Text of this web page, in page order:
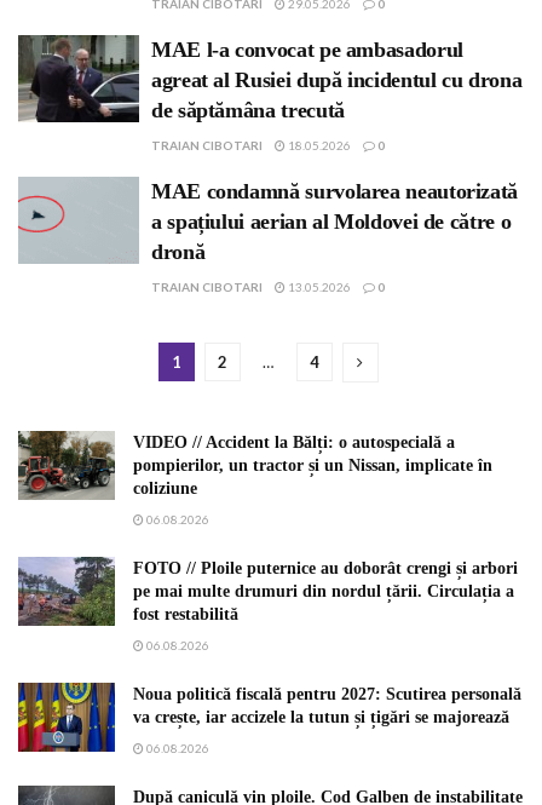
TRAIAN CIBOTARI 29.05.2026 0
MAE l-a convocat pe ambasadorul
agreat al Rusiei după incidentul cu drona
de săptămâna trecută
TRAIAN CIBOTARI 18.05.2026 0
MAE condamnă survolarea neautorizată
a spațiului aerian al Moldovei de către o
dronă
TRAIAN CIBOTARI 13.05.2026 0
1 2 … 4
VIDEO // Accident la Bălți: o autospecială a
pompierilor, un tractor și un Nissan, implicate în
coliziune
06.08.2026
FOTO // Ploile puternice au doborât crengi și arbori
pe mai multe drumuri din nordul țării. Circulația a
fost restabilită
06.08.2026
Noua politică fiscală pentru 2027: Scutirea personală
va crește, iar accizele la tutun și țigări se majorează
06.08.2026
După caniculă vin ploile. Cod Galben de instabilitate